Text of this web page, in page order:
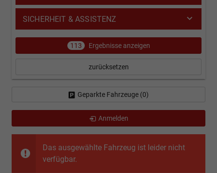
Das ausgewählte Fahrzeug ist leider nicht
verfügbar.
SICHERHEIT & ASSISTENZ
113 Ergebnisse anzeigen
zurücksetzen
Geparkte Fahrzeuge (0)
Anmelden